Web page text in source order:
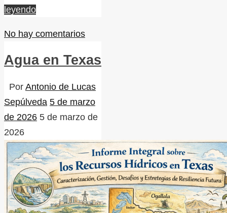
leyendo
No hay comentarios
Agua en Texas
Por Antonio de Lucas
Sepúlveda 5 de marzo
de 2026 5 de marzo de
2026